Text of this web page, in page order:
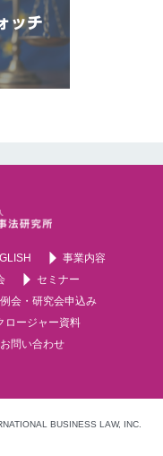
ッチ
事業内容
セミナー
会・研究会申込み
ロージャー資料
お問い合わせ
BUSINESS LAW, INC.